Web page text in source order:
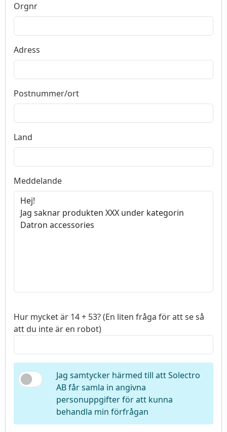
Orgnr
Adress
Postnummer/ort
Land
Meddelande
Hur mycket är 14 + 53? (En liten fråga för att se så
att du inte är en robot)
Jag samtycker härmed till att Solectro
AB får samla in angivna
personuppgifter för att kunna
behandla min förfrågan